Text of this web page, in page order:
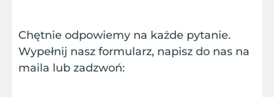
Chętnie odpowiemy na każde pytanie.
Wypełnij nasz formularz, napisz do nas na
maila lub zadzwoń: